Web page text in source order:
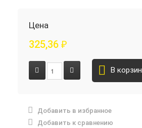
Цена
325,36 ₽
В
Добавить в избранное
Добавить к сравнению